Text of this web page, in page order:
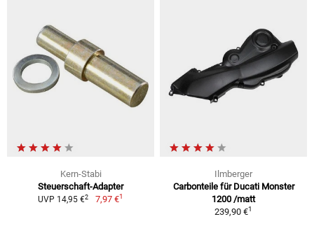
Kern-Stabi
Steuerschaft-Adapter
UVP 14,95 €2 7,97 €1
Ilmberger
Carbonteile für Ducati Monster
1200 /matt
239,90 €1